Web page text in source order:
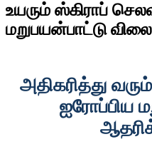
உயரும் ஸ்கிராப்
மறுபயன்பாட்டு
அதிகரித்து
ஐரோப்பிய